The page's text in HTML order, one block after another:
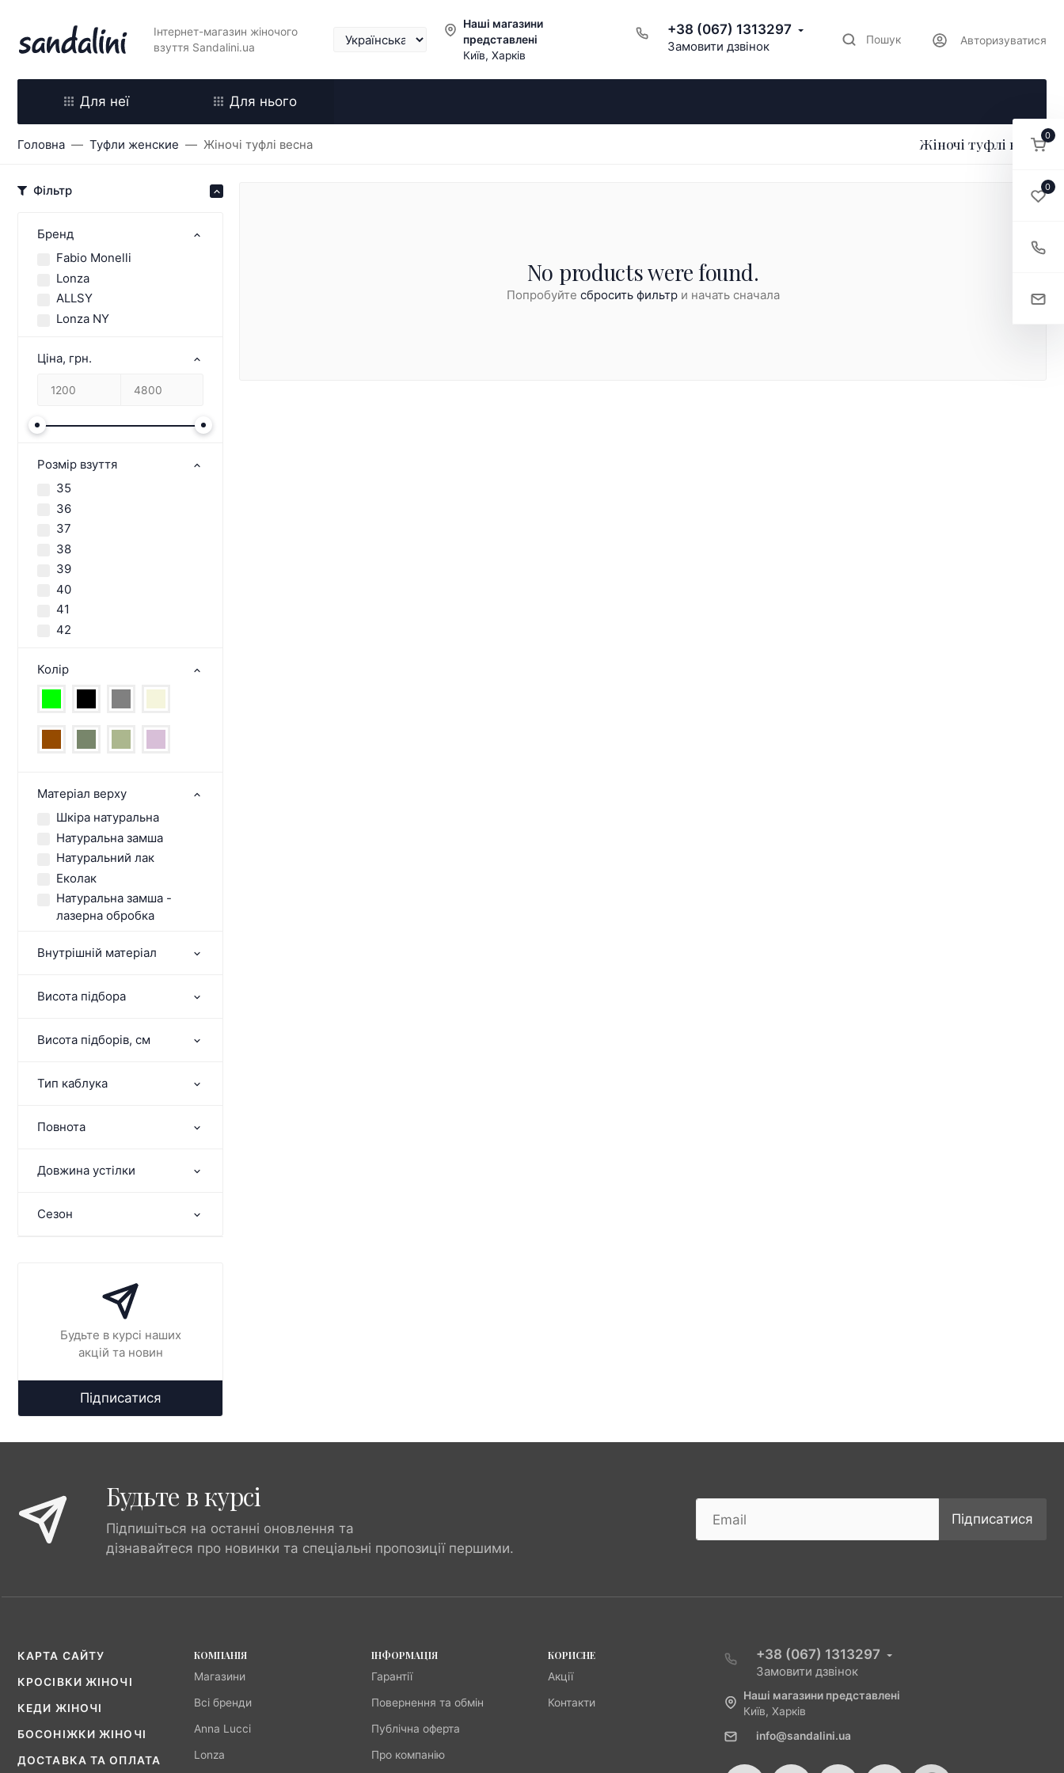
Інтернет-магазин жіночого
взуття Sandalini.ua
Наші магазини
представлені
Київ, Харків
+38 (067) 1313297
Замовити дзвінок Пошук Авторизуватися
Для неї Для нього
Головна Туфли женские Жіночі туфлі весна Жіночі туфлі весна
Фільтр
Бренд
Fabio Monelli
Lonza
ALLSY
Lonza NY
Ціна, грн.
Розмір взуття
35
36
37
38
39
40
41
42
Колір
Матеріал верху
Шкіра натуральна
Натуральна замша
Натуральний лак
Еколак
Натуральна замша -
лазерна обробка
Внутрішній матеріал
Висота підбора
Висота підборів, см
Тип каблука
Повнота
Довжина устілки
Сезон
Будьте в курсі наших
акцій та новин
Підписатися
No products were found.
Попробуйте сбросить фильтри начать сначала
Будьте в курсі
Підпишіться на останні оновлення та
дізнавайтеся про новинки та спеціальні пропозиції першими.
Підписатися
КАРТА САЙТУ
КРОСІВКИ ЖІНОЧІ
КЕДИ ЖІНОЧІ
БОСОНІЖКИ ЖІНОЧІ
ДОСТАВКА ТА ОПЛАТА
КОМПАНІЯ
Магазини
Всі бренди
Anna Lucci
Lonza
ІНФОРМАЦІЯ
Гарантії
Повернення та обмін
Публічна оферта
Про компанію
КОРИСНЕ
Акції
Контакти
+38 (067) 1313297
Замовити дзвінок
Наші магазини представлені
Київ, Харків
info@sandalini.ua
0
0